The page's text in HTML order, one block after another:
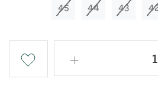
43
44
45